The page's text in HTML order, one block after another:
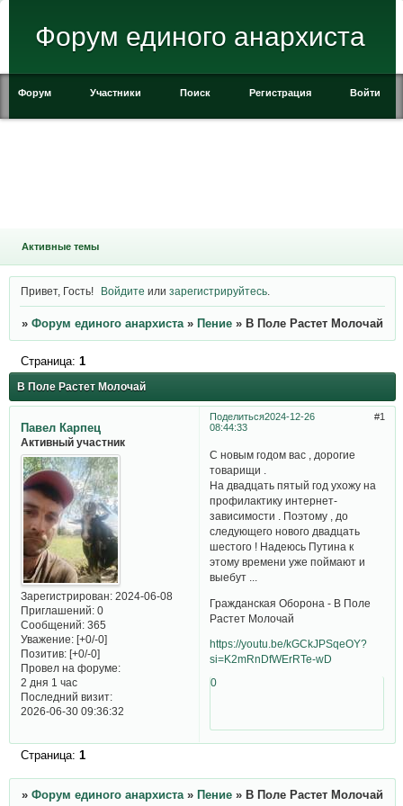
Форум единого анархиста
Форум Участники Поиск Регистрация Войти
Активные темы
Привет, Гость! Войдите илизарегистрируйтесь
» Форум единого анархиста » Пение » В Поле Растет Молочай
В Поле Растет Молочай
Страница: 1
Поделиться 1
2024-12-26
08:44:33
Павел Карпец
Активный участник
Зарегистрирован: 2024-06-08
Приглашений:0
Сообщений:365
Уважение: [+0/-0]
Позитив: [+0/-0]
Провел на форуме:
2 дня 1 час
Последний визит:
2026-06-30 09:36:32
С новым годом вас , дорогие
товарищи .
На двадцать пятый год ухожу на
профилактику интернет-
зависимости . Поэтому , до
следующего нового двадцать
шестого ! Надеюсь Путина к
этому времени уже поймают и
выебут ...
Гражданская Оборона - В Поле
Растет Молочай
https://youtu.be/kGCkJPSqeOY?
si=K2mRnDfWErRTe-wD
0
Страница: 1
» Форум единого анархиста » Пение » В Поле Растет Молочай